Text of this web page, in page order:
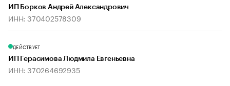
ИП Борков Андрей Александрович
ИНН: 370402578309
ДЕЙСТВУЕТ
ИП Герасимова Людмила Евгеньевна
ИНН: 370264692935